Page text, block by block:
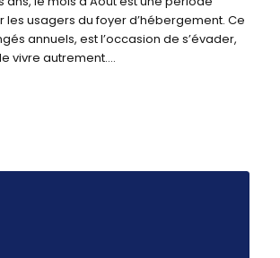
usagers du foyer d’hébergement. Ce
annuels, est l’occasion de s’évader,
vivre autrement.…